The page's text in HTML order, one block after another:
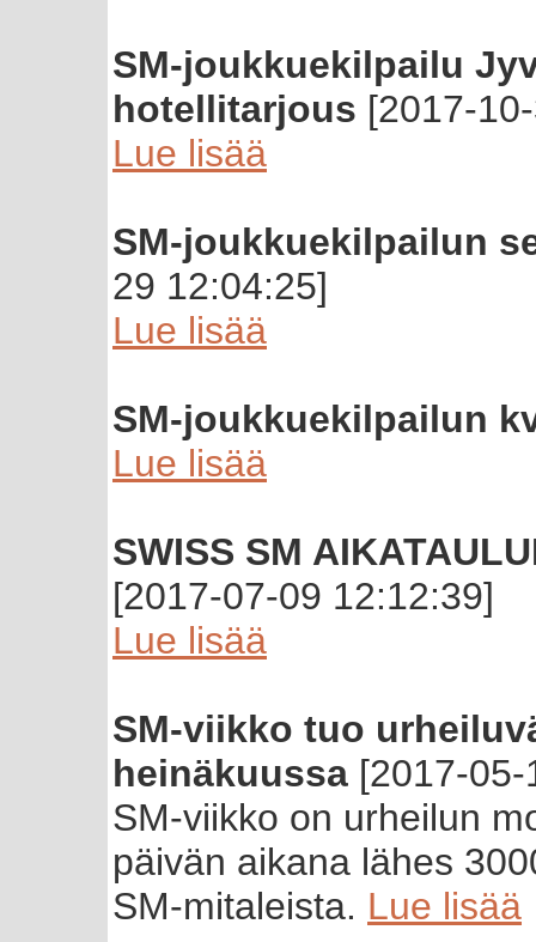
SM-joukkuekilpailu
hotellitarjous [2017-
Lue lisää
SM-joukkuekilpailun
29 12:04:25]
Lue lisää
SM-joukkuekilpailun
Lue lisää
SWISS SM
[2017-07-09 12:12:39]
Lue lisää
SM-viikko tuo
heinäkuussa [2017-
SM-viikko on urheilun
päivän aikana lähes
SM-mitaleista. Lue lisää